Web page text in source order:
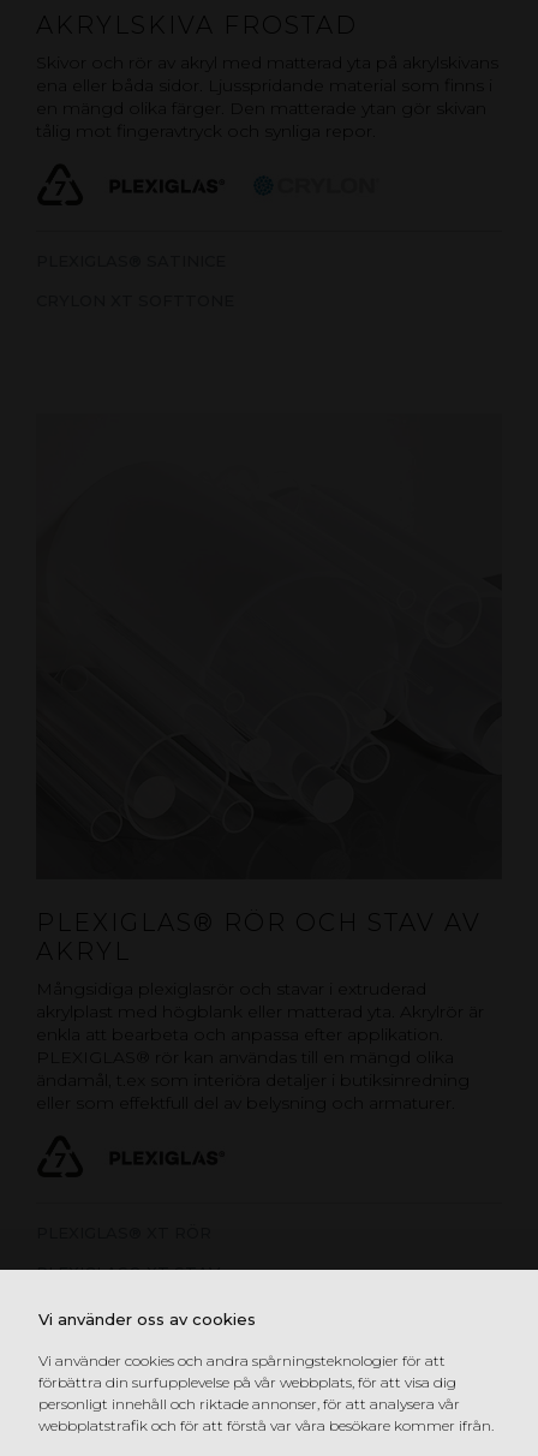
Vi använder oss av cookies
Vi använder cookies och andra spårningsteknologier för att
förbättra din surfupplevelse på vår webbplats, för att visa dig
personligt innehåll och riktade annonser, för att analysera vår
webbplatstrafik och för att förstå var våra besökare kommer ifrån.
AKRYLSKIVA FROSTAD
Skivor och rör av akryl med matterad yta på akrylskivans
ena eller båda sidor. Ljusspridande material som finns i
en mängd olika färger. Den matterade ytan gör skivan
tålig mot fingeravtryck och synliga repor.
PLEXIGLAS® RÖR OCH STAV AV
AKRYL
Mångsidiga plexiglasrör och stavar i extruderad
akrylplast med högblank eller matterad yta. Akrylrör är
enkla att bearbeta och anpassa efter applikation.
PLEXIGLAS® rör kan användas till en mängd olika
ändamål, t.ex som interiöra detaljer i butiksinredning
eller som effektfull del av belysning och armaturer.
PLEXIGLAS® XT STAV